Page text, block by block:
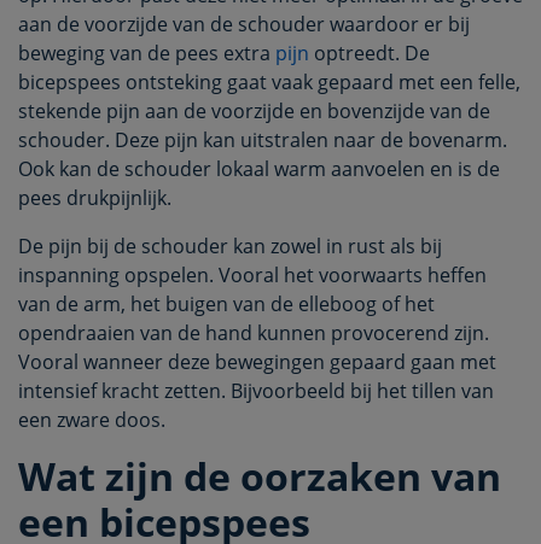
aan de voorzijde van de schouder waardoor er bij
beweging van de pees extra pijn optreedt. De
bicepspees ontsteking gaat vaak gepaard met een felle,
stekende pijn aan de voorzijde en bovenzijde van de
schouder. Deze pijn kan uitstralen naar de bovenarm.
Ook kan de schouder lokaal warm aanvoelen en is de
pees drukpijnlijk.
De pijn bij de schouder kan zowel in rust als bij
inspanning opspelen. Vooral het voorwaarts heffen
van de arm, het buigen van de elleboog of het
opendraaien van de hand kunnen provocerend zijn.
Vooral wanneer deze bewegingen gepaard gaan met
intensief kracht zetten. Bijvoorbeeld bij het tillen van
een zware doos.
Wat zijn de oorzaken van
een bicepspees